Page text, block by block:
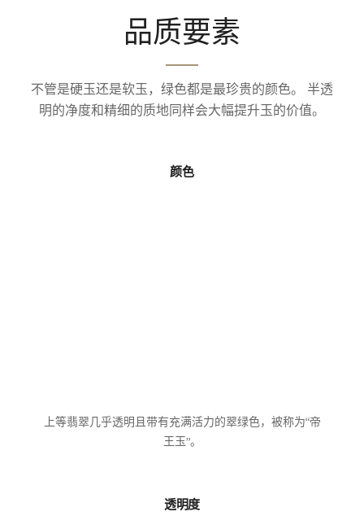
品质要素
不管是硬玉还是软玉，绿色都是最珍贵的颜色。 半透
明的净度和精细的质地同样会大幅提升玉的价值。
颜色
上等翡翠几乎透明且带有充满活力的翠绿色，被称为“帝
王玉”。
透明度